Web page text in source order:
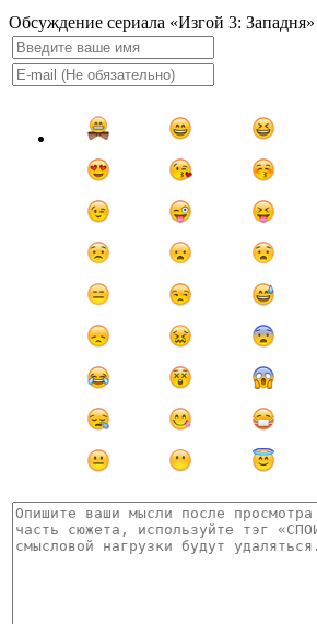
Обсуждение сериала «Изгой 3: Западня»